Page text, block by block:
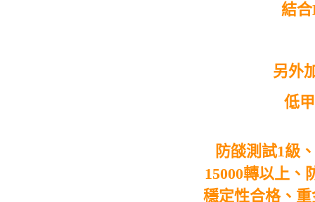
結合
另外
低
防燄測試1級
15000轉以上、
穩定性合格、